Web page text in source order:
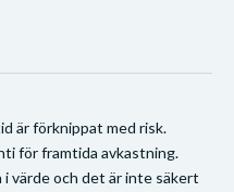
är förknippat med risk.
för framtida avkastning.
i värde och det är inte säkert